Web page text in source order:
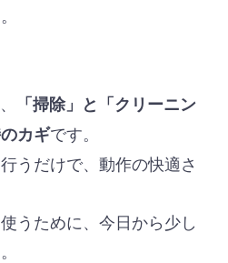
「掃除」と「クリーニン
カギです。
うだけで、動作の快適さ
うために、今日から少し